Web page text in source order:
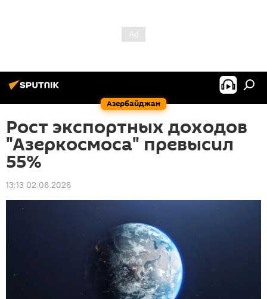
Азербайджан
Рост экспортных доходов
"Азеркосмоса" превысил
55%
13:13 02.06.2026